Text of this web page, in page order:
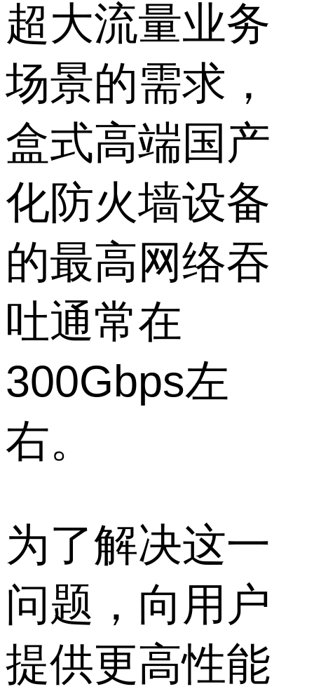
超大流量业务
场景的需求，
盒式高端国产
化防火墙设备
的最高网络吞
吐通常在
300Gbps左
右。
为了解决这一
问题，向用户
提供更高性能